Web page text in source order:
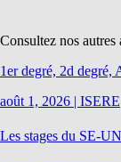
Consultez nos autres
1er degré, 2d degré,
août 1, 2026 | ISERE
Les stages du SE-